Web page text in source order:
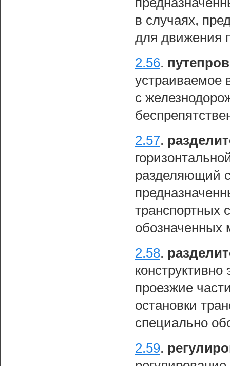
в случаях,
для движения
2.56.
устраиваемое
с
2.57.
разделяющий
транспортных
обозначенных
2.58.
проезжие
остановки
специально
2.59.